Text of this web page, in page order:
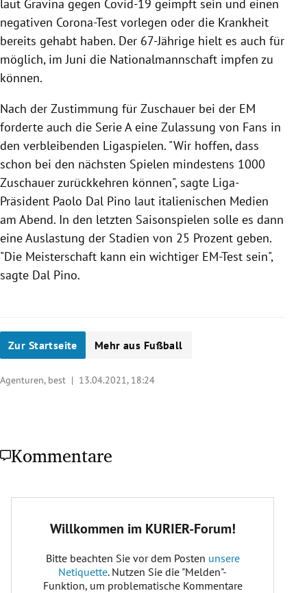
laut Gravina gegen Covid-19 geimpft sein und einen
negativen Corona-Test vorlegen oder die Krankheit
bereits gehabt haben. Der 67-Jährige hielt es auch für
möglich, im Juni die Nationalmannschaft impfen zu
können.
Nach der Zustimmung für Zuschauer bei der EM
forderte auch die Serie A eine Zulassung von Fans in
den verbleibenden Ligaspielen. "Wir hoffen, dass
schon bei den nächsten Spielen mindestens 1000
Zuschauer zurückkehren können", sagte Liga-
Präsident Paolo Dal Pino laut italienischen Medien
am Abend. In den letzten Saisonspielen solle es dann
eine Auslastung der Stadien von 25 Prozent geben.
"Die Meisterschaft kann ein wichtiger EM-Test sein",
sagte Dal Pino.
Zur Startseite Mehr aus Fußball
Agenturen, best | 13.04.2021, 18:24
Kommentare